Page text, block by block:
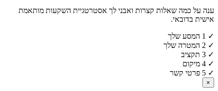
ענה על כמה שאלות קצרות ואבני לך אסטרטגיית השקעות מותאמת
אישית בדובאי.
✓
1 המסע שלך
✓
2 המטרה שלך
✓
3 תקציב
✓
4 מיקום
✓
5 פרטי קשר
×